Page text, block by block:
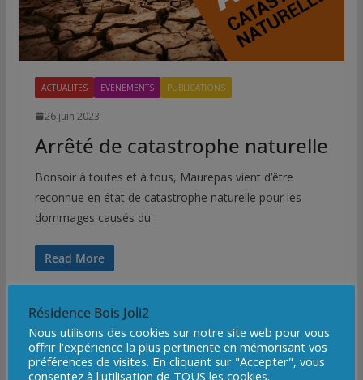
ACTUALITES EVENEMENTS PUBLICATIONS
26 juin 2023
Arrêté de catastrophe naturelle
Bonsoir à toutes et à tous, Maurepas vient d’être
reconnue en état de catastrophe naturelle pour les
dommages causés du
Read More
Résidence Bois Joli2
Nous utilisons des cookies sur notre site web pour vous
offrir l'expérience la plus pertinente en mémorisant vos
préférences de visites. En cliquant sur "Accepter", vous
consentez à l'utilisation de TOUS les cookies.